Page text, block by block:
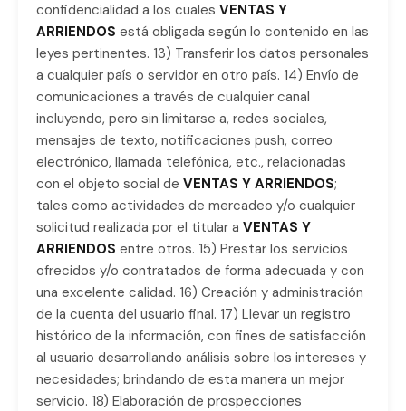
confidencialidad a los cuales VENTAS Y
ARRIENDOS está obligada según lo contenido en las
leyes pertinentes. 13) Transferir los datos personales
a cualquier país o servidor en otro país. 14) Envío de
comunicaciones a través de cualquier canal
incluyendo, pero sin limitarse a, redes sociales,
mensajes de texto, notificaciones push, correo
electrónico, llamada telefónica, etc., relacionadas
con el objeto social de VENTAS Y ARRIENDOS;
tales como actividades de mercadeo y/o cualquier
solicitud realizada por el titular a VENTAS Y
ARRIENDOS entre otros. 15) Prestar los servicios
ofrecidos y/o contratados de forma adecuada y con
una excelente calidad. 16) Creación y administración
de la cuenta del usuario final. 17) Llevar un registro
histórico de la información, con fines de satisfacción
al usuario desarrollando análisis sobre los intereses y
necesidades; brindando de esta manera un mejor
servicio. 18) Elaboración de prospecciones